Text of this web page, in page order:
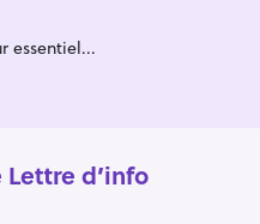
essentiel...
d’info